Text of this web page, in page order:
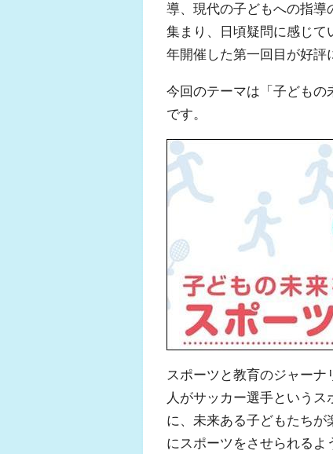
導、現代の子どもへの指
集まり、日頃疑問に感じ
年開催した第一回目が好評
今回のテーマは 「子ども
です。
スポーツと教育のジャー
人がサッカー選手という
に、未来ある子どもたち
にスポーツをさせられる